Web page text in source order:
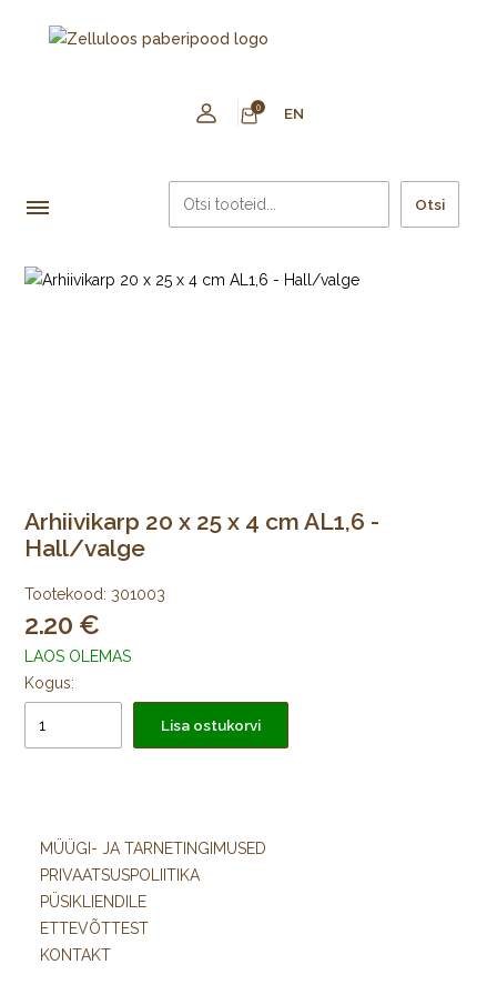
0 EN
Otsi
Arhiivikarp 20 x 25 x 4 cm AL1,6 -
Hall/valge
Tootekood: 301003
2.20
LAOS OLEMAS
Kogus:
Lisa ostukorvi
MÜÜGI- JA TARNETINGIMUSED
PRIVAATSUSPOLIITIKA
PÜSIKLIENDILE
ETTEVÕTTEST
KONTAKT